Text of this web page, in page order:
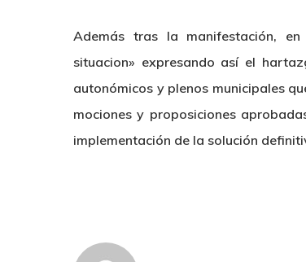
Además tras la manifestación,
situacion» expresando así el
autonómicos y plenos municipales
mociones y proposiciones
implementación de la solución